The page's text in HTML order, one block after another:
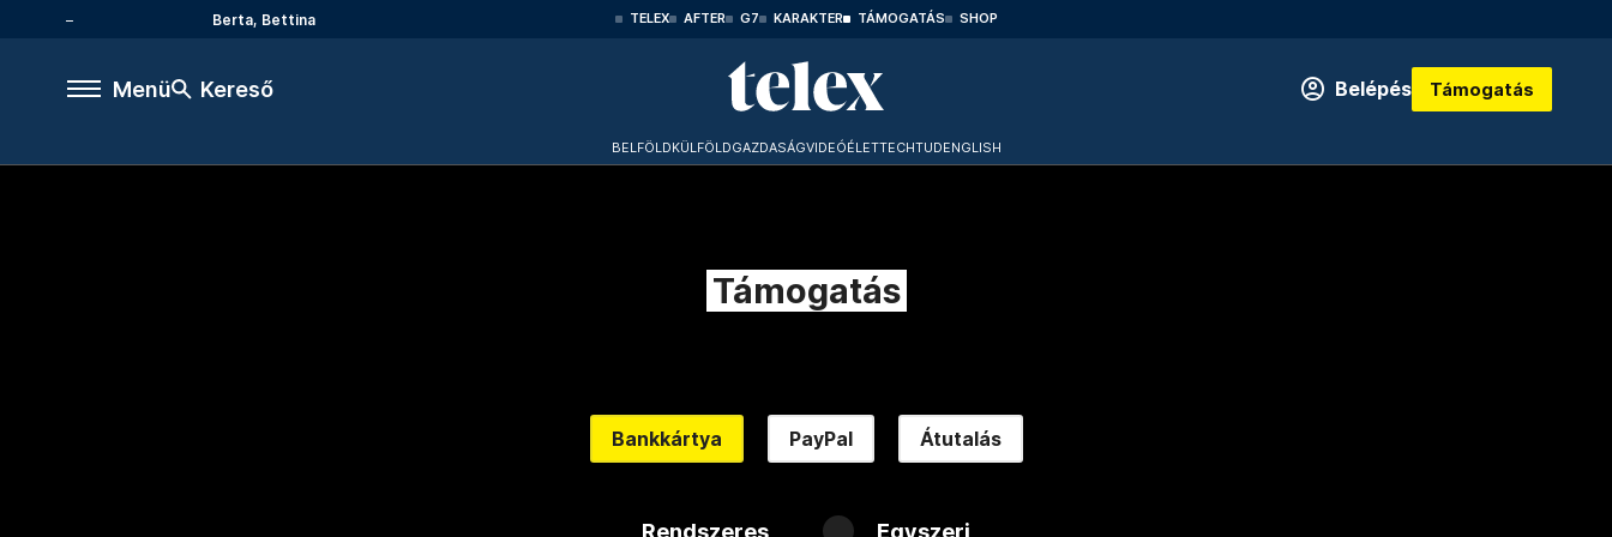
Berta, Bettina TELEX AFTER G7 KARAKTER TÁMOGATÁS SHOP
Menü Kereső Belépés Támogatás
BELFÖLDKÜLFÖLDGAZDASÁGVIDEÓÉLETTECHTUDENGLISH
Támogatás
Bankkártya PayPal Átutalás
Rendszeres Egyszeri